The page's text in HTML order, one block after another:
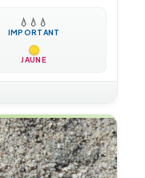
💧 💧 💧
IMPORTANT
JAUNE